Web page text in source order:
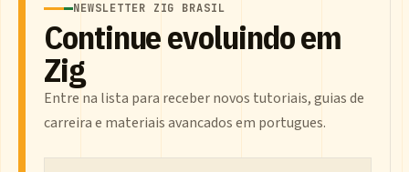
NEWSLETTER ZIG BRASIL
Continue evoluindo em
Zig
Entre na lista para receber novos tutoriais, guias de
carreira e materiais avancados em portugues.